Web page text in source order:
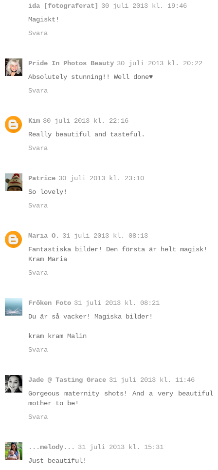
ida [fotograferat]
30 juli 2013 kl. 19:46
Magiskt!
Svara
Pride In Photos Beauty 30 juli 2013 kl. 20:22
Absolutely stunning!! Well done♥
Svara
Kim 30 juli 2013 kl. 22:16
Really beautiful and tasteful.
Svara
Patrice 30 juli 2013 kl. 23:10
So lovely!
Svara
Maria O.
31 juli 2013 kl. 08:13
Fantastiska bilder! Den första är helt magisk!
Kram Maria
Svara
Fröken Foto 31 juli 2013 kl. 08:21
Du är så vacker! Magiska bilder!
kram kram Malin
Svara
Jade @ Tasting Grace 31 juli 2013 kl. 11:46
Gorgeous maternity shots! And a very beautiful
mother to be!
Svara
...melody...
31 juli 2013 kl. 15:31
Just beautiful!